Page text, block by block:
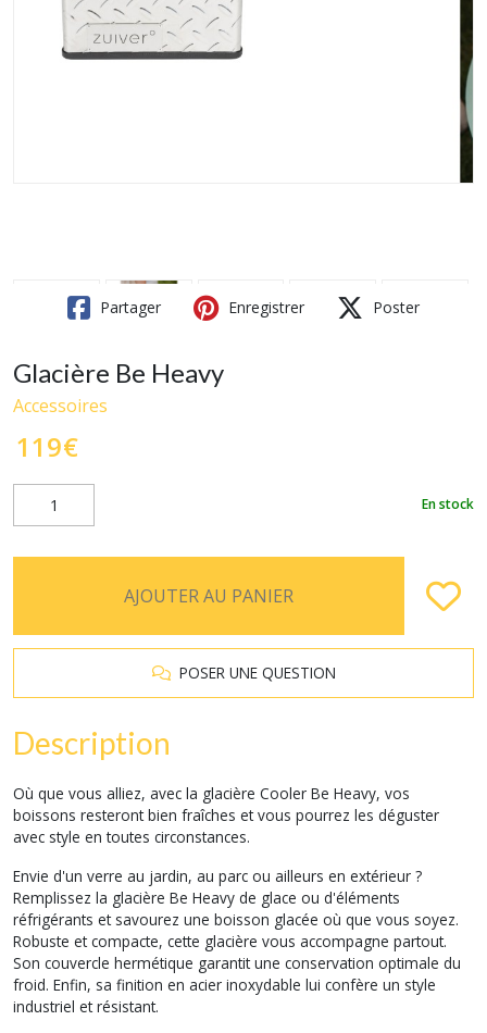
Partager Enregistrer Poster
Glacière Be Heavy
Accessoires
119€
En stock
AJOUTER AU PANIER
POSER UNE QUESTION
Description
Où que vous alliez, avec la glacière Cooler Be Heavy, vos
boissons resteront bien fraîches et vous pourrez les déguster
avec style en toutes circonstances.
Envie d'un verre au jardin, au parc ou ailleurs en extérieur ?
Remplissez la glacière Be Heavy de glace ou d'éléments
réfrigérants et savourez une boisson glacée où que vous soyez.
Robuste et compacte, cette glacière vous accompagne partout.
Son couvercle hermétique garantit une conservation optimale du
froid. Enfin, sa finition en acier inoxydable lui confère un style
industriel et résistant.